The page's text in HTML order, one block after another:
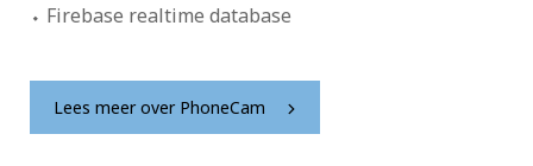
Firebase realtime database
Lees meer over PhoneCam